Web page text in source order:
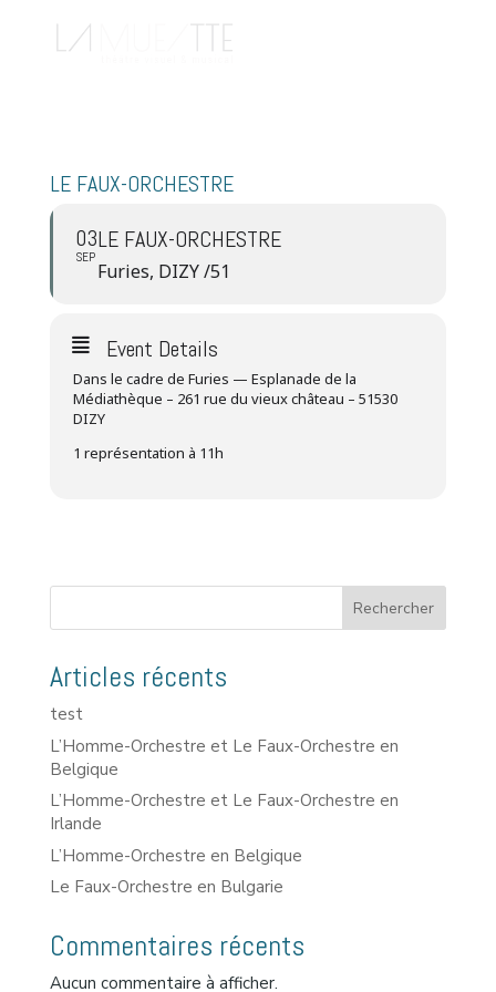
LE FAUX-ORCHESTRE
03
SEP
LE FAUX-ORCHESTRE
Furies, DIZY /51
Event Details
Dans le cadre de Furies — Esplanade de la
Médiathèque – 261 rue du vieux château – 51530
DIZY
1 représentation à 11h
Rechercher
Articles récents
test
L’Homme-Orchestre et Le Faux-Orchestre en
Belgique
L’Homme-Orchestre et Le Faux-Orchestre en
Irlande
L’Homme-Orchestre en Belgique
Le Faux-Orchestre en Bulgarie
Commentaires récents
Aucun commentaire à afficher.